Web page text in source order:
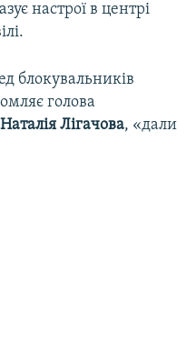
настрої в центрі
блокувальників
голова
Наталія Лігачова, «дали